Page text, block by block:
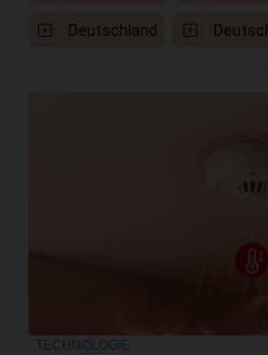
Deutschland
TECHNOLOGIE